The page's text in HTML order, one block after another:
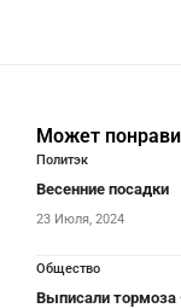
Может
Политэк
Весенние посадки
23 Июля, 2024
Общество
Выписали тормоза